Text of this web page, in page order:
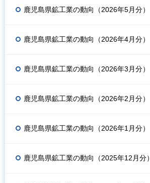
鹿児島県鉱工業の動向（2026年5月分）
鹿児島県鉱工業の動向（2026年4月分）
鹿児島県鉱工業の動向（2026年3月分）
鹿児島県鉱工業の動向（2026年2月分）
鹿児島県鉱工業の動向（2026年1月分）
鹿児島県鉱工業の動向（2025年12月分）